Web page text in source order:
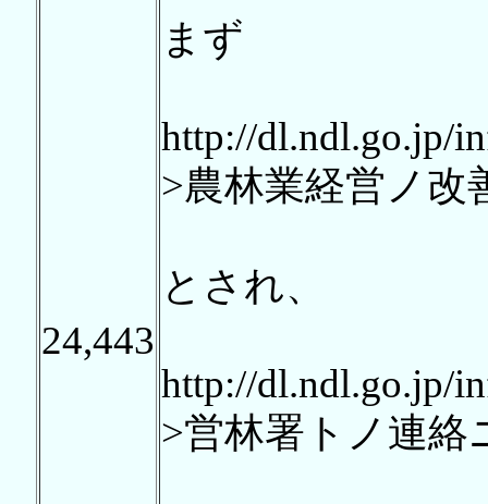
24,443
まず
http://dl.ndl.go.jp/
>農林業経営ノ改
とされ、
http://dl.ndl.go.jp/
>営林署トノ連絡